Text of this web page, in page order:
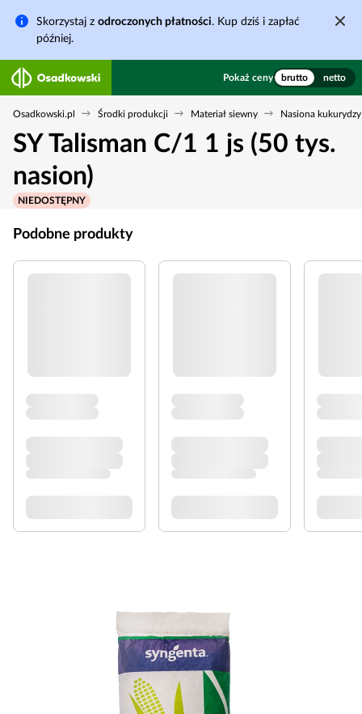
Skorzystaj z odroczonych płatności. Kup dziś i zapłać
później.
Pokaż ceny brutto netto
Osadkowski.pl Środki produkcji Materiał siewny Nasiona kukurydzy
SY Talisman C/1 1 js (50 tys.
nasion)
NIEDOSTĘPNY
Podobne produkty